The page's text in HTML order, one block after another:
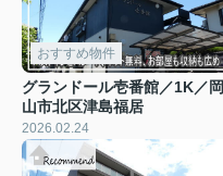
おすすめ物件
グランドール壱番館／1K／岡
山市北区津島福居
2026.02.24